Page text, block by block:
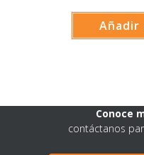
Añadir
Conoce
contáctanos